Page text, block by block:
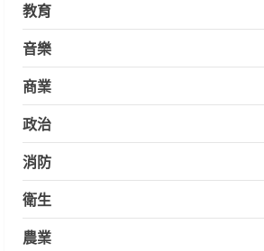
教育
音樂
商業
政治
消防
衛生
農業